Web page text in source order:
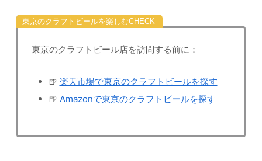
東京のクラフトビールを楽しむ
東京のクラフトビール店を訪問する前に：
🍺 楽天市場で東京のクラフトビールを探す
🍺 Amazonで東京のクラフトビールを探す